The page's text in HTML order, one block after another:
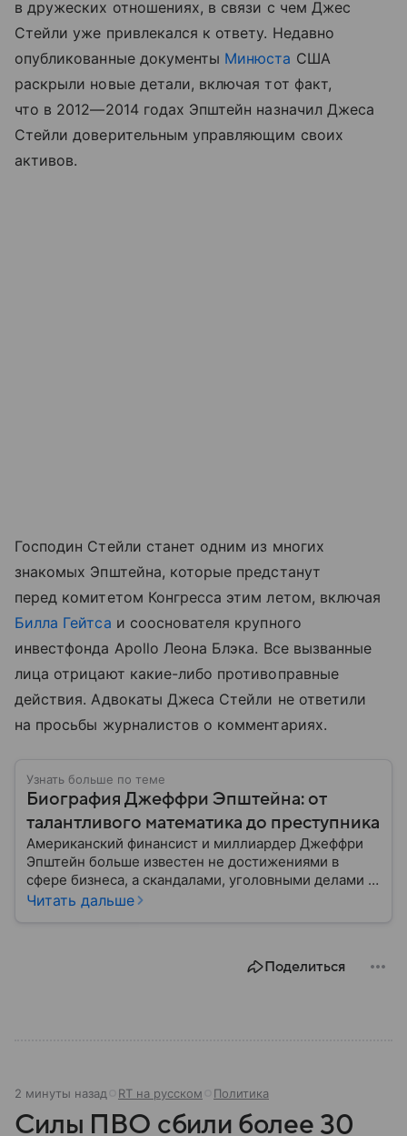
в дружеских отношениях, в связи с чем Джес
Стейли уже привлекался к ответу. Недавно
опубликованные документы Минюста США
раскрыли новые детали, включая тот факт,
что в 2012—2014 годах Эпштейн назначил Джеса
Стейли доверительным управляющим своих
активов.
Господин Стейли станет одним из многих
знакомых Эпштейна, которые предстанут
перед комитетом Конгресса этим летом, включая
Билла Гейтса и сооснователя крупного
инвестфонда Apollo Леона Блэка. Все вызванные
лица отрицают какие-либо противоправные
действия. Адвокаты Джеса Стейли не ответили
на просьбы журналистов о комментариях.
Узнать больше по теме
Биография Джеффри Эпштейна: от
талантливого математика до преступника
Американский финансист и миллиардер Джеффри
Эпштейн больше известен не достижениями в
сфере бизнеса, а скандалами, уголовными делами и
арестами. Он водил дружбу с представителями
главное о жизни богача-педофила.
Читать дальше
Поделиться
2 минуты назад RT на русском Политика
Силы ПВО сбили более 30